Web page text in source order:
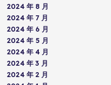
2024 年 8 月
2024 年 7 月
2024 年 6 月
2024 年 5 月
2024 年 4 月
2024 年 3 月
2024 年 2 月